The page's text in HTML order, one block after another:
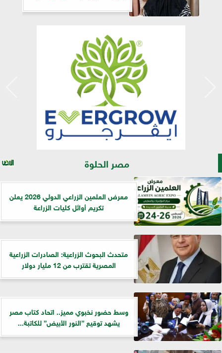
مصر الحلوة
معرض العلمين الزراعي الدولي 2026 يعلن
تكريم أوائل كليات الزراعة
متحدث البحوث الزراعية: الصادرات الزراعية
المصرية تقترب من 12 مليار دولار
وسط حضور نخبوي مميز.. اتحاد كتاب مصر
يشهد توقيع ”النور الأبيض” للكاتبة...